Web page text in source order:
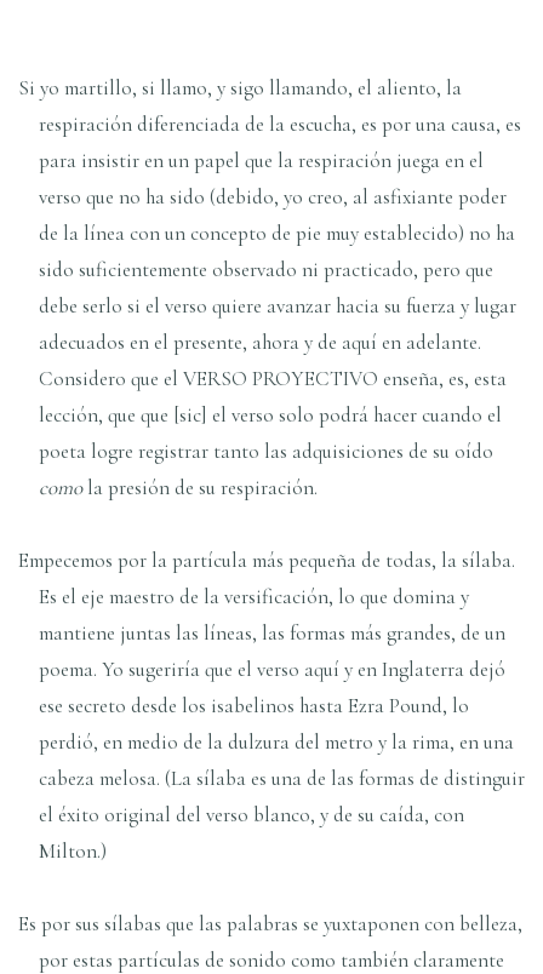
Si yo martillo, si llamo, y sigo llamando, el aliento, la
respiración diferenciada de la escucha, es por una causa, es
para insistir en un papel que la respiración juega en el
verso que no ha sido (debido, yo creo, al asfixiante poder
de la línea con un concepto de pie muy establecido) no ha
sido suficientemente observado ni practicado, pero que
debe serlo si el verso quiere avanzar hacia su fuerza y lugar
adecuados en el presente, ahora y de aquí en adelante.
Considero que el VERSO PROYECTIVO enseña, es, esta
lección, que que [sic] el verso solo podrá hacer cuando el
poeta logre registrar tanto las adquisiciones de su oído
comola presión de su respiración.
Empecemos por la partícula más pequeña de todas, la sílaba.
Es el eje maestro de la versificación, lo que domina y
mantiene juntas las líneas, las formas más grandes, de un
poema. Yo sugeriría que el verso aquí y en Inglaterra dejó
ese secreto desde los isabelinos hasta Ezra Pound, lo
perdió, en medio de la dulzura del metro y la rima, en una
cabeza melosa. (La sílaba es una de las formas de distinguir
el éxito original del verso blanco, y de su caída, con
Milton.)
Es por sus sílabas que las palabras se yuxtaponen con belleza,
por estas partículas de sonido como también claramente